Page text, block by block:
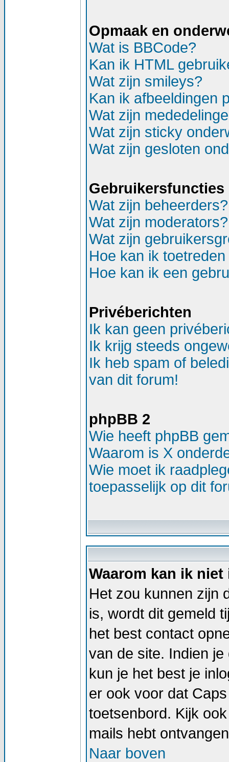
Opmaak en
Wat is BBCode?
Kan ik HTML
Wat zijn smileys?
Kan ik afbeeldingen
Wat zijn
Wat zijn sticky
Wat zijn gesloten
Gebruikersfuncties
Wat zijn beheerders?
Wat zijn moderators?
Wat zijn
Hoe kan ik
Hoe kan ik een
Privéberichten
Ik kan geen
Ik krijg steeds
Ik heb spam of
van dit forum!
phpBB 2
Wie heeft phpBB
Waarom is X
Wie moet ik
toepasselijk op dit
Waarom kan ik
Het zou kunnen zijn
is, wordt dit gemeld
het best contact
van de site. Indien
kun je het best je
er ook voor dat
toetsenbord. Kijk
mails hebt
Naar boven